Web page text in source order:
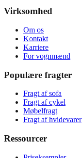
Virksomhed
Om os
Kontakt
Karriere
For vognmænd
Populære fragter
Fragt af sofa
Fragt af cykel
Møbelfragt
Fragt af hvidevarer
Ressourcer